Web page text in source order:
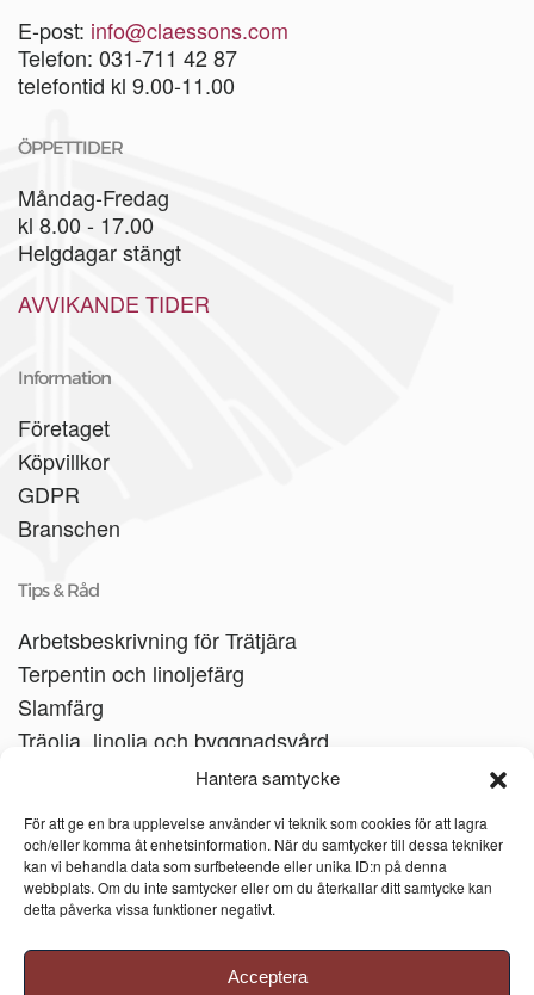
Hantera samtycke
För att ge en bra upplevelse använder vi teknik som cookies för att lagra
och/eller komma åt enhetsinformation. När du samtycker till dessa tekniker
kan vi behandla data som surfbeteende eller unika ID:n på denna
webbplats. Om du inte samtycker eller om du återkallar ditt samtycke kan
detta påverka vissa funktioner negativt.
Acceptera
E-post: info@claessons.com
Telefon: 031-711 42 87
telefontid kl 9.00-11.00
ÖPPETTIDER
Måndag-Fredag
kl 8.00 - 17.00
Helgdagar stängt
AVVIKANDE TIDER
Information
Företaget
Köpvillkor
GDPR
Branschen
Tips & Råd
Arbetsbeskrivning för Trätjära
Terpentin och linoljefärg
Slamfärg
Träolja, linolja och byggnadsvård